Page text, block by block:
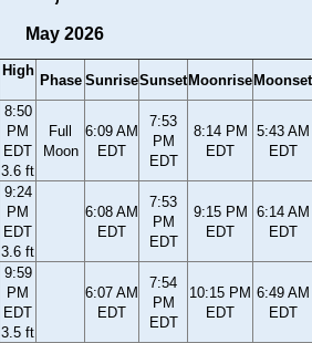
May 2026
High
Phase SunriseSunset Moonrise Moonset
8:50
PM
EDT
3.6 ft
Full
Moon
6:09 AM
EDT
7:53
PM
EDT
8:14 PM
EDT
5:43 AM
EDT
9:24
PM
EDT
3.6 ft
6:08 AM
EDT
7:53
PM
EDT
9:15 PM
EDT
6:14 AM
EDT
9:59
PM
EDT
3.5 ft
6:07 AM
EDT
7:54
PM
EDT
10:15 PM
EDT
6:49 AM
EDT